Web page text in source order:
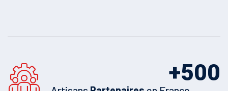
500
+